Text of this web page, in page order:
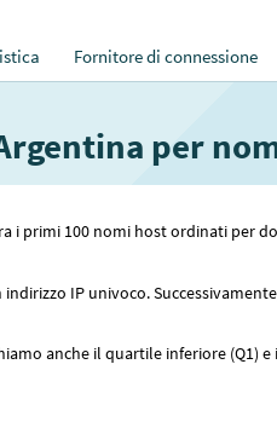
Fornitore di connessione
per
i primi 100 nomi host ordinati per
IP univoco.
anche il quartile inferiore (Q1) e